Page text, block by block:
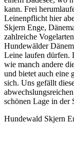
kann. Frei
Leinenpflicht hier
Skjern Enge,
zahlreiche
Hundewälder
Leine laufen dürfen.
wie manch andere
und bietet auch eine
sich. Uns gefällt
schönen Lage in der
Hundewald Skjern